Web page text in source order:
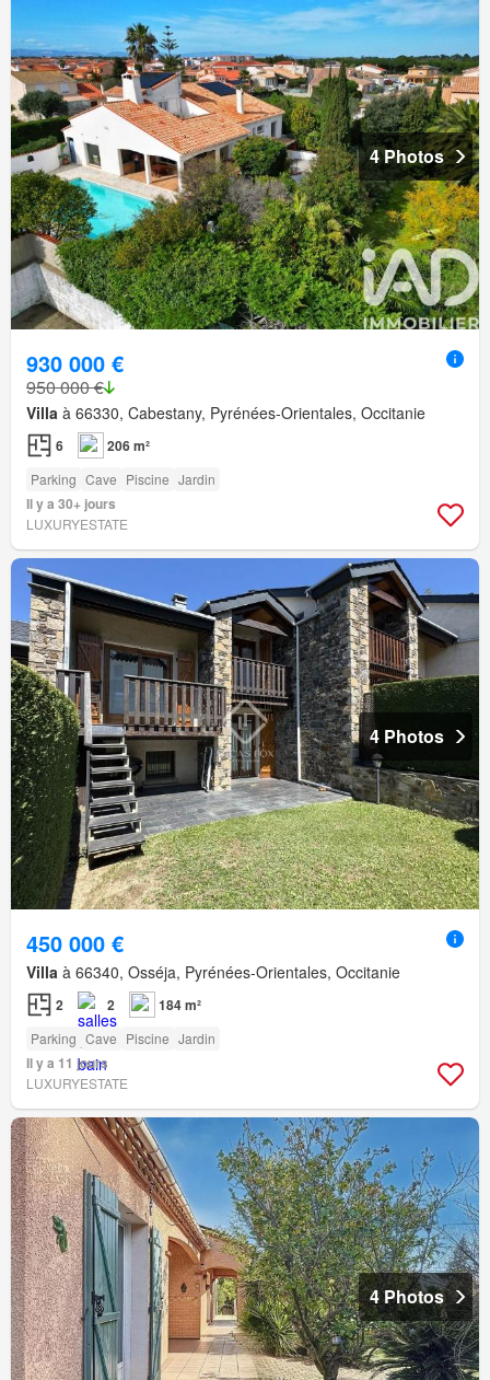
4 Photos
930 000 €
950 000 €
Villa à 66330, Cabestany, Pyrénées-Orientales, Occitanie
6 206 m²
Parking Cave Piscine Jardin
Il y a 30+ jours
LUXURYESTATE
4 Photos
450 000 €
Villa à 66340, Osséja, Pyrénées-Orientales, Occitanie
2 2 184 m²
Parking Cave Piscine Jardin
Il y a 11 jours
LUXURYESTATE
4 Photos